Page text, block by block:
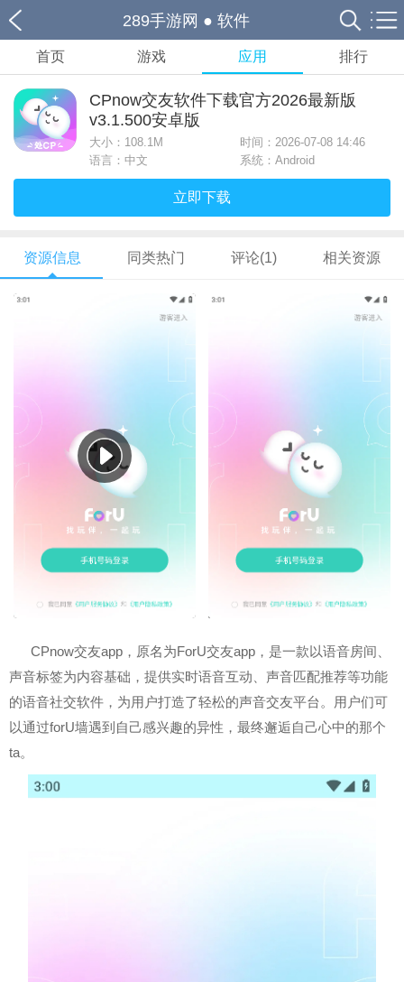
289手游网 ● 软件
首页 游戏 应用 排行
CPnow交友软件下载官方2026最新版
v3.1.500安卓版
大小： 108.1M
时间：2026-07-08 14:46
语言：中文
系统：Android
立即下载
资源信息 同类热门 评论(1) 相关资源
CPnow交友app，原名为ForU交友app，是一款以语音房间、
声音标签为内容基础，提供实时语音互动、声音匹配推荐等功能
的语音社交软件，为用户打造了轻松的声音交友平台。用户们可
以通过forU墙遇到自己感兴趣的异性，最终邂逅自己心中的那个
ta。